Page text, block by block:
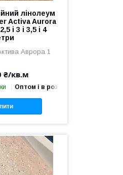
лінолеум
Activa Aurora
і 3 і 3,5 і 4
Аврора 1
₴/кв.м
Оптом і в роздріб